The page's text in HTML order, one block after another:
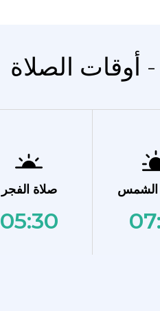
- أوقات الصلاة
صلاة الفجر
05:30